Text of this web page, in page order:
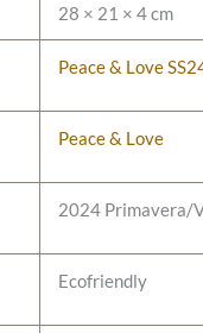
cantidad
28 × 21 × 4 cm
Peace & Love
Peace & Love
2024 Primavera/
Ecofriendly